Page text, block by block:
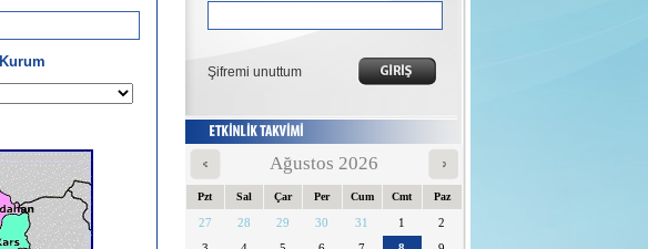
Kurum
Şifremi unuttum
Ağustos 2026
Pzt Sal Çar Per Cum Cmt Paz
27 28 29 30 31 1
2